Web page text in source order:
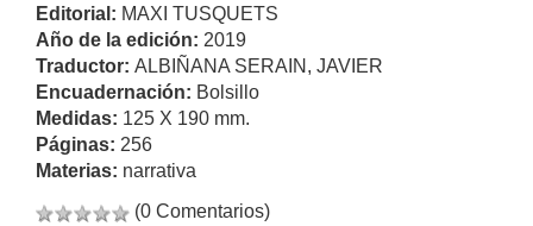
Editorial: MAXI TUSQUETS
Año de la edición: 2019
Traductor: ALBIÑANA SERAIN, JAVIER
Encuadernación: Bolsillo
Medidas: 125 X 190 mm.
Páginas: 256
Materias: narrativa
(0 Comentarios)